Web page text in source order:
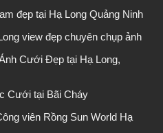
đẹp tại Hạ Long Quảng Ninh
view đẹp chuyên chụp ảnh
Cưới Đẹp tại Hạ Long,
Cưới tại Bãi Cháy
viên Rồng Sun World Hạ